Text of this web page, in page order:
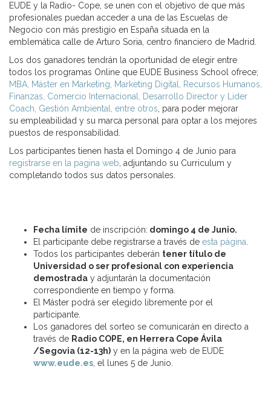
EUDE y la Radio- Cope, se unen con el objetivo de que más
profesionales puedan acceder a una de las Escuelas de
Negocio con más prestigio en España situada en la
emblemática calle de Arturo Soria, centro financiero de Madrid.
Los dos ganadores tendrán la oportunidad de elegir entre
todos los programas Online que EUDE Business School ofrece;
MBA, Máster en Marketing, Marketing Digital, Recursos Humanos,
Finanzas, Comercio Internacional, Desarrollo Director y Lider
Coach, Gestión Ambiental, entre otros, para poder mejorar
su empleabilidad y su marca personal para optar a los mejores
puestos de responsabilidad.
Los participantes tienen hasta el Domingo 4 de Junio para
registrarse en la pagina web, adjuntando su Curriculum y
completando todos sus datos personales.
Fecha límite de inscripción: domingo 4 de Junio.
El participante debe registrarse a través de esta página.
Todos los participantes deberán tener título de
Universidad o ser profesional con experiencia
demostrada y adjuntarán la documentación
correspondiente en tiempo y forma.
El Máster podrá ser elegido libremente por el
participante.
Los ganadores del sorteo se comunicarán en directo a
través de Radio COPE, en Herrera Cope Ávila
/Segovia (12-13h) y en la página web de EUDE
www.eude.es, el lunes 5 de Junio.